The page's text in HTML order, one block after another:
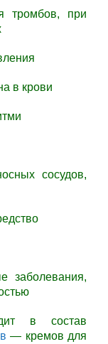
тромбов, при
в крови
сосудов,
заболевания,
в состав
— кремов для